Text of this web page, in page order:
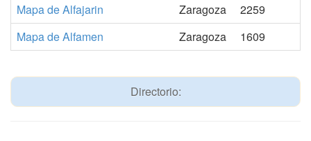
Mapa de Alfajarin
Zaragoza
2259
Mapa de Alfamen
Zaragoza 1609
Directorio: